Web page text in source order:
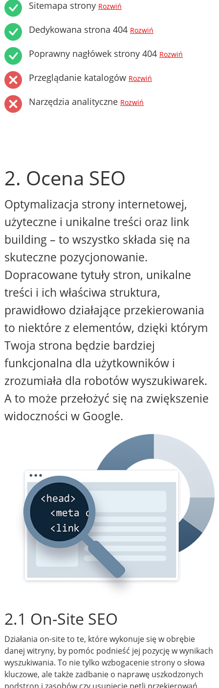
Sitemapa strony Rozwiń
Dedykowana strona 404 Rozwiń
Poprawny nagłówek strony 404 Rozwiń
Przeglądanie katalogów Rozwiń
Narzędzia analityczne Rozwiń
2. Ocena SEO
Optymalizacja strony internetowej,
użyteczne i unikalne treści oraz link
building – to wszystko składa się na
skuteczne pozycjonowanie.
Dopracowane tytuły stron, unikalne
treści i ich właściwa struktura,
prawidłowo działające przekierowania
to niektóre z elementów, dzięki którym
Twoja strona będzie bardziej
funkcjonalna dla użytkowników i
zrozumiała dla robotów wyszukiwarek.
A to może przełożyć się na zwiększenie
widoczności w Google.
2.1 On-Site SEO
Działania on-site to te, które wykonuje się w obrębie
danej witryny, by pomóc podnieść jej pozycję w wynikach
wyszukiwania. To nie tylko wzbogacenie strony o słowa
kluczowe, ale także zadbanie o naprawę uszkodzonych
podstron i zasobów czy usunięcie pętli przekierowań.